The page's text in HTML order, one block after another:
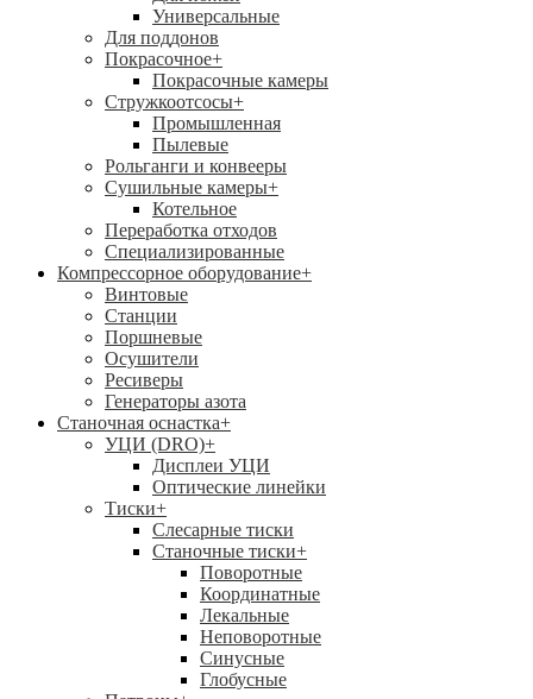
Универсальные
Для поддонов
Покрасочное+
Покрасочные камеры
Стружкоотсосы+
Промышленная
Пылевые
Рольганги и конвееры
Сушильные камеры+
Котельное
Переработка отходов
Специализированные
Компрессорное оборудование+
Винтовые
Станции
Поршневые
Осушители
Ресиверы
Генераторы азота
Станочная оснастка+
УЦИ (DRO)+
Дисплеи УЦИ
Оптические линейки
Тиски+
Слесарные тиски
Станочные тиски+
Поворотные
Координатные
Лекальные
Неповоротные
Синусные
Глобусные